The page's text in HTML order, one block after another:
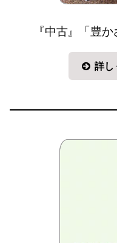
『中古』「豊
詳し